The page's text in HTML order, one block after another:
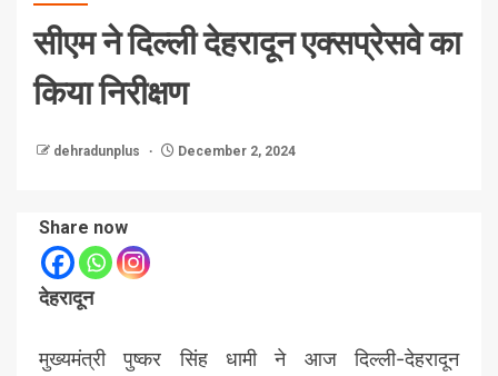
सीएम ने दिल्ली देहरादून एक्सप्रेसवे का
किया निरीक्षण
dehradunplus December 2, 2024
Share now
देहरादून
मुख्यमंत्री पुष्कर सिंह धामी ने आज दिल्ली-देहरादून